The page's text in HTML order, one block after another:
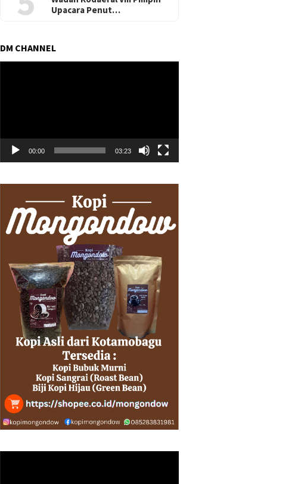
Upacara Penut…
DM CHANNEL
00:00 03:23